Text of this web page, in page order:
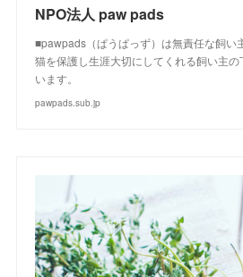
NPO法人 paw pads
■pawpads（ぱうぱっず）は無責任な飼い
猫を保護し生涯大切にしてくれる飼い主
います。
pawpads.sub.jp